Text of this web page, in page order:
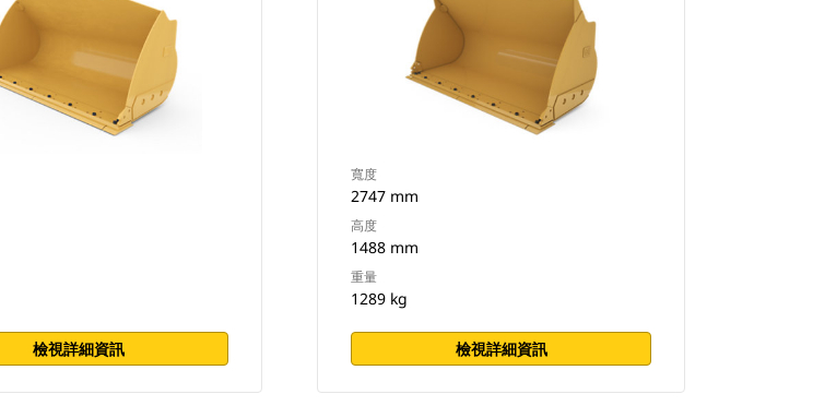
檢視詳細資訊
寬度
2747 mm
高度
1488 mm
重量
1289 kg
檢視詳細資訊